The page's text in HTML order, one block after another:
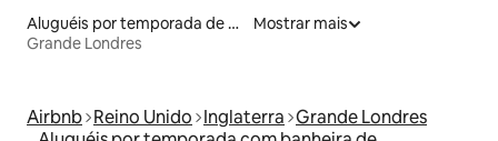
Aluguéis por temporada de celeiros
Grande Londres
Mostrar mais
Airbnb Reino Unido Inglaterra Grande Londres